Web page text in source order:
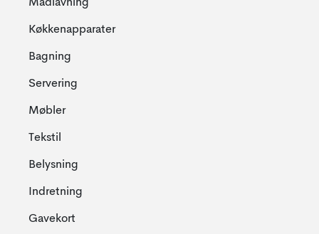
Madlavning
Køkkenapparater
Bagning
Servering
Møbler
Tekstil
Belysning
Indretning
Gavekort